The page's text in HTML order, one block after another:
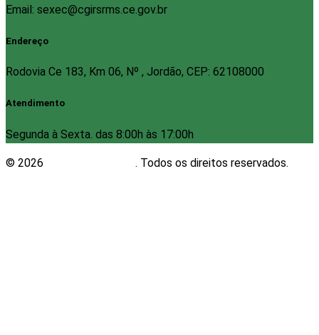
Email: sexec@cgirsrms.ce.gov.br
Endereço
Rodovia Ce 183, Km 06, Nº , Jordão, CEP: 62108000
Atendimento
Segunda à Sexta. das 8:00h às 17:00h
© 2026 . Todos os direitos reservados.